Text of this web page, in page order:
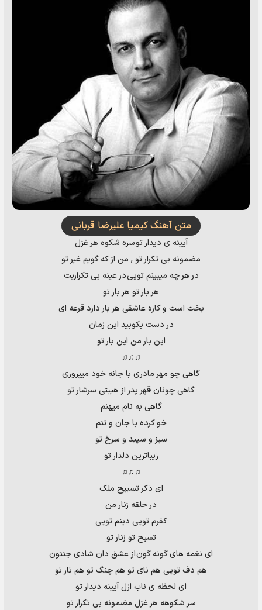
متن آهنگ کیمیا علیرضا قربانی
آیینه ی دیدار تو سره شکوه هر غزل
مضمونه بی تکرار تو , من از که گویم غیر تو
در هر چه میبینم تویی در عینه بی تکراریت
هر بار تو هر بار تو
بخت است و کاره عاشقی هر بار دارد قرعه ای
در دست بکوبید این زمان
این بار من این بار تو
♫♫♫
گاهی چو مهر مادری با جانه خود میپروری
گاهی چونان قهر پدر از هیبتی سرشار تو
گاهی به نام میهنم
خو کرده با جان و تنم
سبز و سپید و سرخ تو
زیباترین دلدار تو
♫♫♫
ای ذکر تسبیح ملک
در حلقه زنار من
کفرم تویی دینم تویی
تسبح تو زنار تو
ای نغمه های گونه گون از عشق دان شادی جننون
هم دف تویی هم نای تو هم چنگ تو هم تار تو
ای لحظه ی ناب ازل آیینه دیدار تو
سر شکوهه هر غزل مضمونه بی تکرار تو